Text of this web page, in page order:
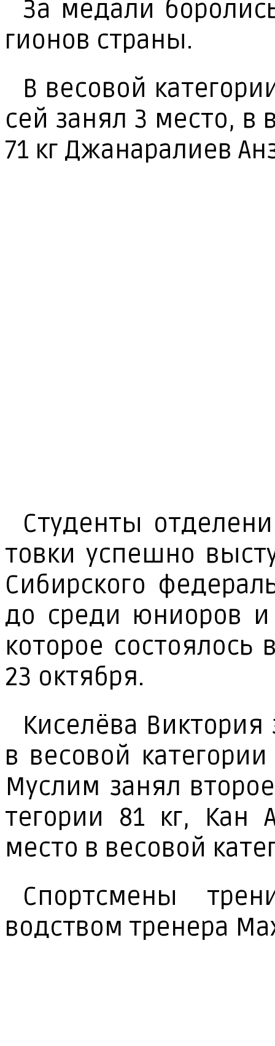
За ме­да­ли
гио­нов стра­ны.
В ве­со­вой
сей за­нял 3 мес­то, в
71 кг Джа­на­ра­ли­ев
Сту­ден­ты
тов­ки успеш­но
Си­бир­ско­го
до сре­ди юни­о­ров
ко­то­рое
23 ок­тяб­ря.
Ки­се­лёва
в ве­со­вой
Мус­лим за­нял
те­го­рии 81 кг, Кан
мес­то в ве­со­вой
Спорт­сме­ны
водст­вом тре­не­ра